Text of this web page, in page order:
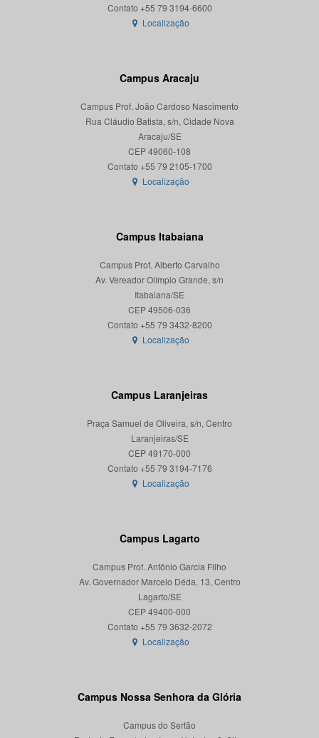
Localização
Campus Aracaju
Campus Prof. João Cardoso Nascimento
Rua Cláudio Batista, s/n, Cidade Nova
Aracaju/SE
CEP 49060-108
Localização
Campus Itabaiana
Campus Prof. Alberto Carvalho
Av. Vereador Olímpio Grande, s/n
Itabaiana/SE
CEP 49506-036
Localização
Campus Laranjeiras
Praça Samuel de Oliveira, s/n, Centro
Laranjeiras/SE
CEP 49170-000
Localização
Campus Lagarto
Campus Prof. Antônio Garcia Filho
Av. Governador Marcelo Déda, 13, Centro
Lagarto/SE
CEP 49400-000
Localização
Campus Nossa Senhora da Glória
Campus do Sertão